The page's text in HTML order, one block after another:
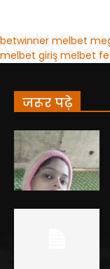
जरूर पढ़े